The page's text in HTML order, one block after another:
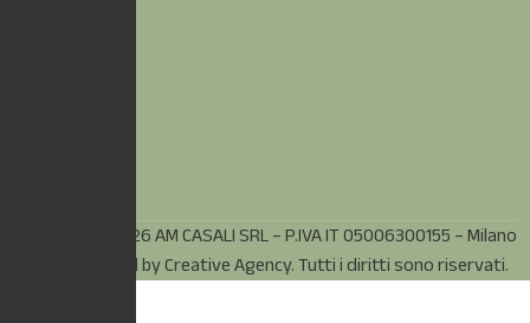
© Copyright 2026 AM CASALI SRL – P.IVA IT 05006300155 – Milano
(MI) – Powered byCreative Agency.Tutti i diritti sono riservati.